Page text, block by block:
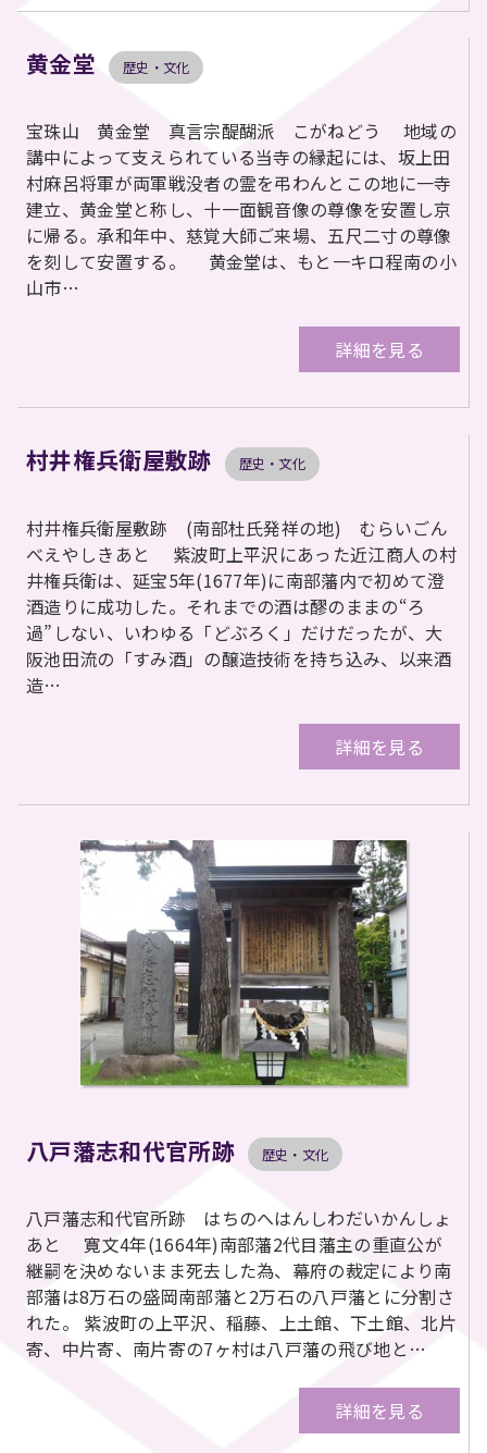
黄金堂 歴史・文化
宝珠山 黄金堂 真言宗醍醐派 こがねどう 地域の
講中によって支えられている当寺の縁起には、坂上田
村麻呂将軍が両軍戦没者の霊を弔わんとこの地に一寺
建立、黄金堂と称し、十一面観音像の尊像を安置し京
に帰る。承和年中、慈覚大師ご来場、五尺二寸の尊像
を刻して安置する。 黄金堂は、もと一キロ程南の小
山市…
詳細を見る
村井権兵衛屋敷跡 歴史・文化
村井権兵衛屋敷跡 (南部杜氏発祥の地) むらいごん
べえやしきあと 紫波町上平沢にあった近江商人の村
井権兵衛は、延宝5年(1677年)に南部藩内で初めて澄
酒造りに成功した。それまでの酒は醪のままの“ろ
過”しない、いわゆる「どぶろく」だけだったが、大
阪池田流の「すみ酒」の醸造技術を持ち込み、以来酒
造…
詳細を見る
八戸藩志和代官所跡 歴史・文化
八戸藩志和代官所跡 はちのへはんしわだいかんしょ
あと 寛文4年(1664年)南部藩2代目藩主の重直公が
継嗣を決めないまま死去した為、幕府の裁定により南
部藩は8万石の盛岡南部藩と2万石の八戸藩とに分割さ
れた。 紫波町の上平沢、稲藤、上土館、下土館、北片
寄、中片寄、南片寄の7ヶ村は八戸藩の飛び地と…
詳細を見る